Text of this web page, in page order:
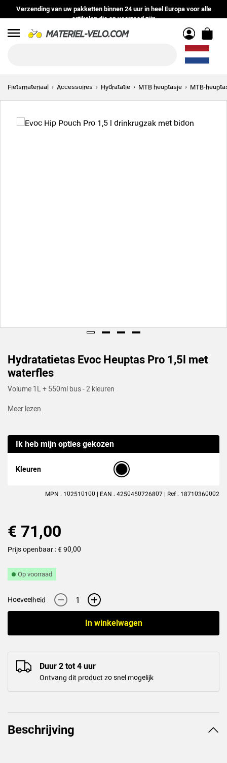
Verzending van uw pakketten binnen 24 uur in heel Europa voor alle
artikelen die op voorraad zijn
Fietsmateriaal Accessoires Hydratatie MTB heuptasje MTB-
Hydratatietas Evoc Heuptas Pro 1,5l met
waterfles
Volume 1L + 550ml bus - 2 kleuren
Meer lezen
Ik heb mijn opties gekozen
Kleuren
MPN : 102510100 | EAN : 4250450726807 | Ref : 18710360002
€ 71,00
Prijs openbaar : € 90,00
Op voorraad
Hoeveelheid - +
In winkelwagen
Duur 2 tot 4 uur
Ontvang dit product zo snel mogelijk
Beschrijving